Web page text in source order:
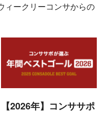
ィークリーコンサからの
【2026年】コンササポ